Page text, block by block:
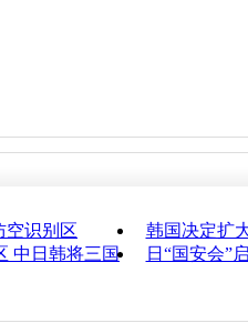
空识别区
韩国决定扩
中日韩将三国
日“国安会”